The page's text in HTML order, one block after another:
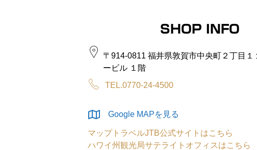
SHOP INFO
〒914-0811 福井県敦賀市中央町２丁目１
ービル １階
TEL.0770-24-4500
Google MAPを見る
マップトラベルJTB公式サイトはこちら
ハワイ州観光局サテライトオフィスはこちら